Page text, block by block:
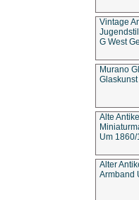
Vintage
G West
Murano
Alte
Um
Alter
Armband